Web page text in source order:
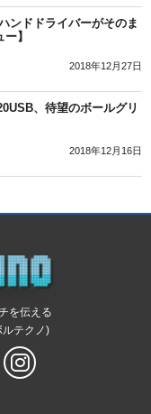
ンドドライバーがそのま
】
2018年12月27日
、待望のボールグリ
2018年12月16日
を伝える
テクノ)